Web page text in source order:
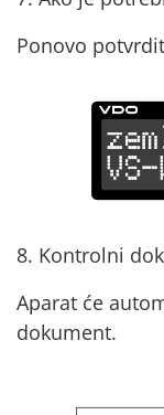
Ponovo
8. Kontrolni
Aparat će
dokument.